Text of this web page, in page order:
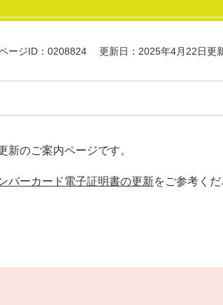
ージID：0208824 更新日：2025年4月22日更
新のご案内ページです。
バーカード電子証明書の更新をご参考くだ